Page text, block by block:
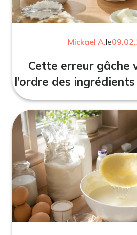
Mickael A.le
Cette erreur gâche
l’ordre des